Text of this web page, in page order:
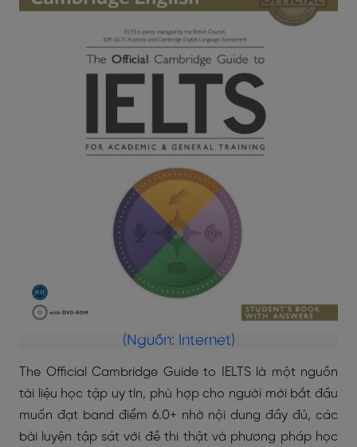
(Nguồn: Internet)
The Official Cambridge Guide to IELTS là một nguồn
tài liệu học tập uy tín, phù hợp cho người mới bắt đầu
muốn đạt band điểm 6.0+ nhờ nội dung đầy đủ, các
bài luyện tập sát với đề thi thật và phương pháp học